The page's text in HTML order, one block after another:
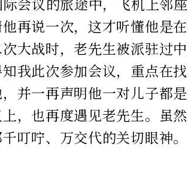
再说一次，这才听懂他是在
大战时，老先生被派驻过
我此次参加会议，重点在
并一再声明他一对儿子都
，也再度遇见老先生。虽
叮咛、万交代的关切眼神。